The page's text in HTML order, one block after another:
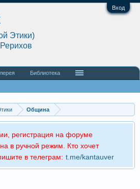
Вход
Община
регистрация на форуме
в ручной режим. Кто хочет
в телеграм: t.me/kantauver
Этики)
Библиотека